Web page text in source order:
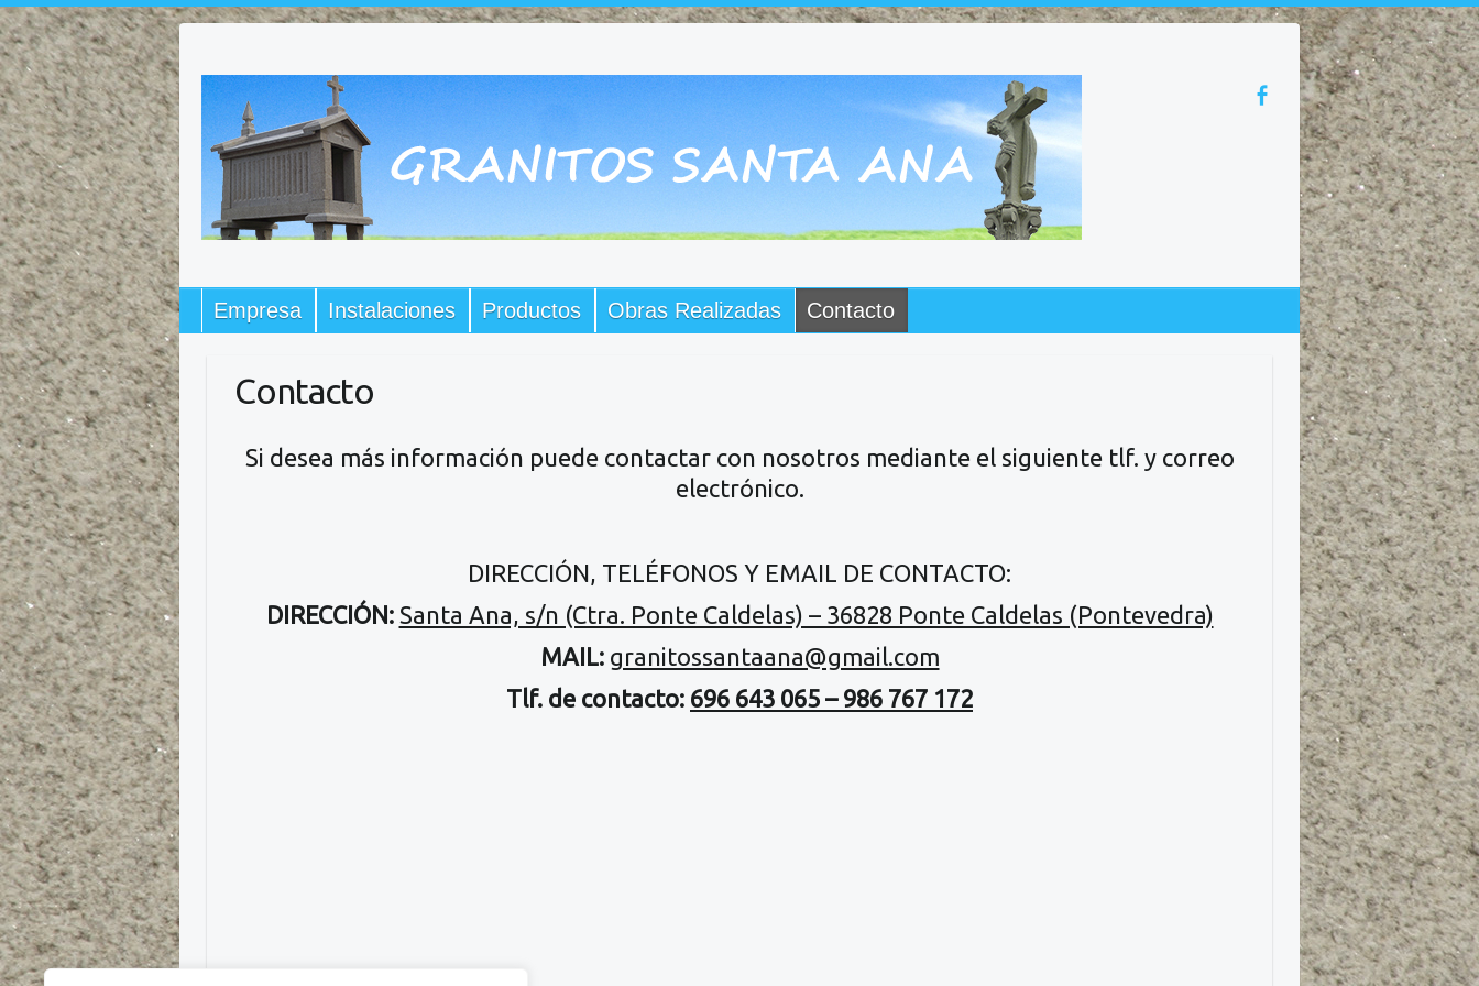
Saltar
al
contenido
Empresa Instalaciones Productos Obras Realizadas Contacto
Contacto
Si desea más información puede contactar con nosotros mediante el siguiente tlf. y correo
electrónico.
DIRECCIÓN, TELÉFONOS Y EMAIL DE CONTACTO:
DIRECCIÓN: Santa Ana, s/n (Ctra. Ponte Caldelas) – 36828 Ponte Caldelas (Pontevedra)
MAIL: granitossantaana@gmail.com
Tlf. de contacto: 696 643 065 – 986 767 172